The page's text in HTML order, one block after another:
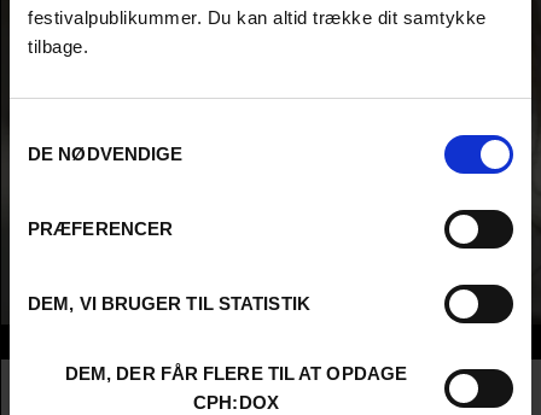
festivalpublikummer. Du kan altid trække dit samtykke
tilbage.
DE NØDVENDIGE
PRÆFERENCER
DEM, VI BRUGER TIL STATISTIK
DEM, DER FÅR FLERE TIL AT OPDAGE
CPH:DOX
Nationalitet
United Kingdom
Director AND Producer